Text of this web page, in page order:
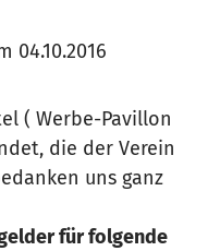
04.10.2016
( Werbe-Pavillon
die der Verein
uns ganz
für folgende